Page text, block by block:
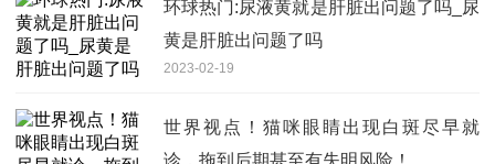
环球热门:尿液黄就是肝脏出问题了吗_尿
黄是肝脏出问题了吗
2023-02-19
世界视点！猫咪眼睛出现白斑尽早就
诊，拖到后期甚至有失明风险！